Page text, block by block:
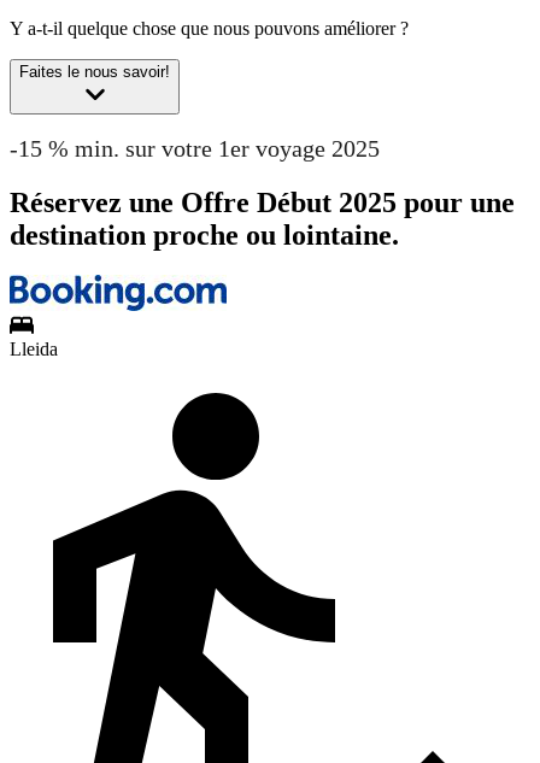
Y a-t-il quelque chose que nous pouvons améliorer ?
Faites le nous savoir!
-15 % min. sur votre 1er voyage 2025
Réservez une Offre Début 2025 pour une
destination proche ou lointaine.
Lleida